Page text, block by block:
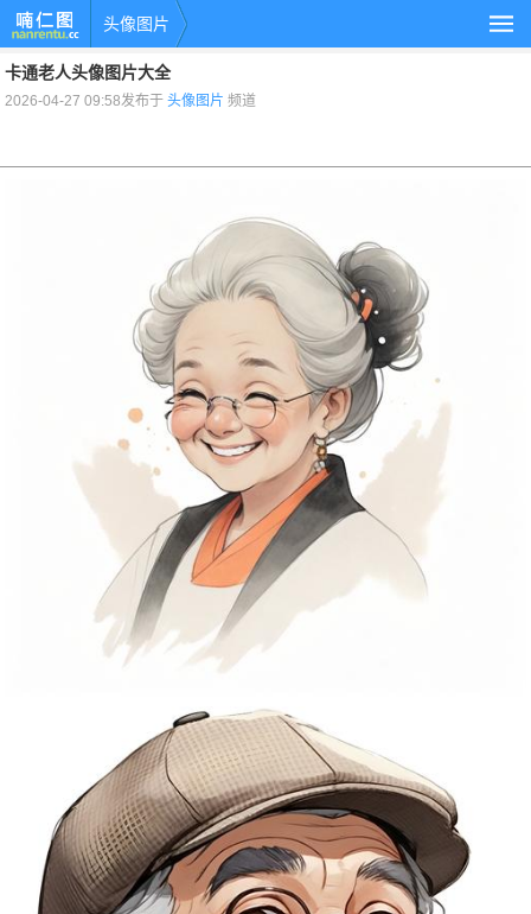
头像图片
卡通老人头像图片大全
2026-04-27 09:58发布于头像图片 频道